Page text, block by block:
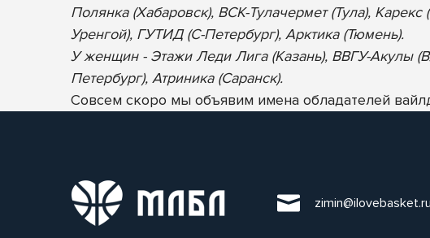
Полянка (Хабаровск), ВСК-Тулачермет (Тула),
Уренгой), ГУТИД (С-Петербург), Арктика (Тюмень).
У женщин - Этажи Леди Лига (Казань), ВВГУ-Акулы
Петербург), Атриника (Саранск).
Совсем скоро мы объявим имена обладателей
zimin@ilovebasket.ru